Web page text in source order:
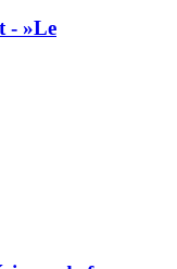
- »Le